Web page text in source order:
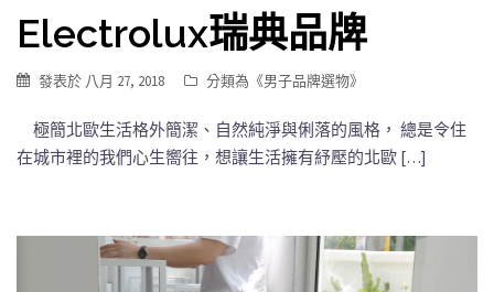
Electrolux瑞典品牌
發表於 八月 27, 2018 分類為《男子品牌選物》
極簡北歐生活格外簡潔、自然純淨與俐落的風格， 總是令住
在城市裡的我們心生嚮往，想讓生活擁有紓壓的北歐 […]